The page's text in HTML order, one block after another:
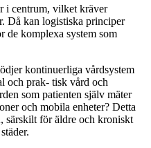
i centrum, vilket kräver
Då kan logistiska principer
de komplexa system som
kontinuerliga vårdsystem
och prak- tisk vård och
som patienten själv mäter
och mobila enheter? Detta
särskilt för äldre och kroniskt